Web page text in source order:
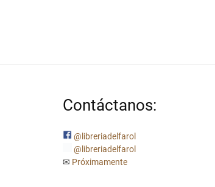
Contáctanos:
@libreriadelfarol
@libreriadelfarol
✉ Próximamente